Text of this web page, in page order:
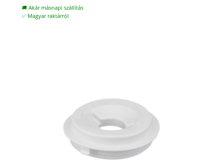
was:
6.900 Ft.
is:
🚚 Akár másnapi szállítás
✅ Magyar raktárról